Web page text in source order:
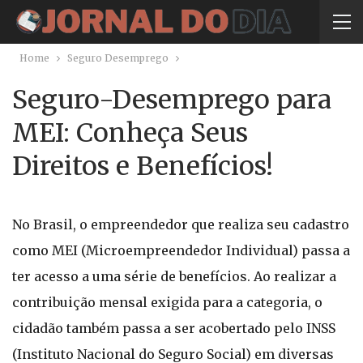
Home Seguro Desemprego
Seguro-Desemprego para
MEI: Conheça Seus
Direitos e Benefícios!
No Brasil, o empreendedor que realiza seu cadastro
como MEI (Microempreendedor Individual) passa a
ter acesso a uma série de benefícios. Ao realizar a
contribuição mensal exigida para a categoria, o
cidadão também passa a ser acobertado pelo INSS
(Instituto Nacional do Seguro Social) em diversas